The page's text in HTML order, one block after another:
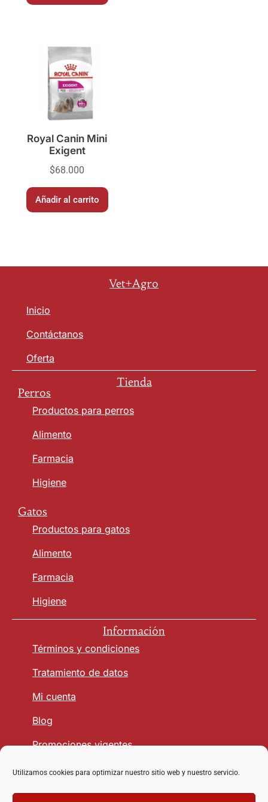
Utilizamos cookies para optimizar nuestro sitio web y nuestro servicio.
Royal Canin Mini
Exigent
$68.000
Añadir al carrito
Vet+Agro
Inicio
Contáctanos
Oferta
Tienda
Perros
Productos para perros
Alimento
Farmacia
Higiene
Gatos
Productos para gatos
Alimento
Farmacia
Higiene
Información
Términos y condiciones
Tratamiento de datos
Mi cuenta
Blog
Promociones vigentes
Seguridad y Confianza